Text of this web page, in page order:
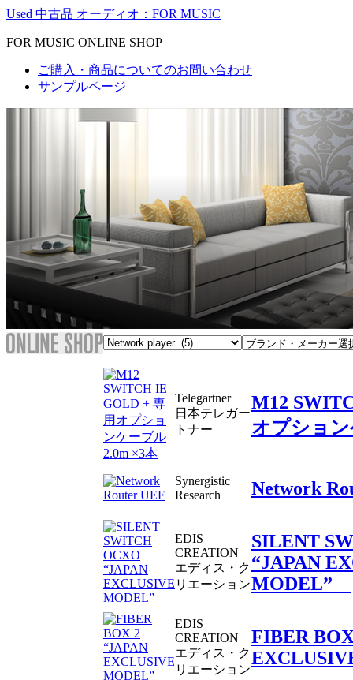
Used 中古品 オーディオ：FOR MUSIC
FOR MUSIC ONLINE SHOP
ご購入・商品についてのお問い合わせ
サンプルページ
Telegartner
日本テレガー
トナー
M12
オプショ
Synergistic
Research
Network
EDIS
CREATION
エディス・ク
リエーション
SILENT
“JAPAN
MODEL”
EDIS
CREATION
エディス・ク
リエーション
FIBER